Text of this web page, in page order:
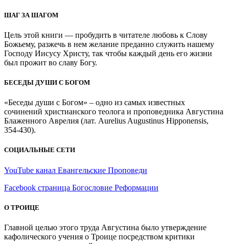
ШАГ ЗА ШАГОМ
Цель этой книги — пробудить в читателе любовь к Слову
Божьему, разжечь в нем желание преданно служить нашему
Господу Иисусу Христу, так чтобы каждый день его жизни
был прожит во славу Богу.
БЕСЕДЫ ДУШИ С БОГОМ
«Беседы души с Богом» – одно из самых известных
сочинений христианского теолога и проповедника Августина
Блаженного Аврелия (лат. Aurelius Augustinus Hipponensis,
354-430).
СОЦИАЛЬНЫЕ СЕТИ
YouTube канал Евангельские Проповеди
Facebook страница Богословие Реформации
О ТРОИЦЕ
Главной целью этого труда Августина было утверждение
кафолического учения о Троице посредством критики